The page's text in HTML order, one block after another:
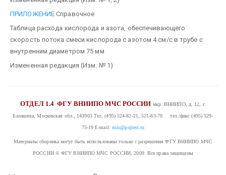
ПРИЛОЖЕНИЕ Справочное
Таблица расхода кислорода и азота, обеспечивающего
скорость потока смеси кислорода с азотом 4 см/с в трубе с
внутренним диаметром 75 мм
Измененная редакция (Изм. № 1)
ОТДЕЛ 1.4ФГУ ВНИИПО МЧС РОССИИ мкр. ВНИИПО, д. 12, г.
Балашиха, Московская обл., 143903Тел. (495) 524-82-21, 521-83-70 тел./факс (495) 529-
75-19 E-mail: nsis@pojtest.ru
Материалы сборника могут быть использованы только с разрешения ФГУ ВНИИПО МЧС
РОССИИ© ФГУ ВНИИПО МЧС РОССИИ, 2009 Все права защищены